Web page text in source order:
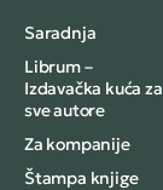
Saradnja
Librum –
Izdavačka kuća za
sve autore
Za kompanije
Štampa knjige